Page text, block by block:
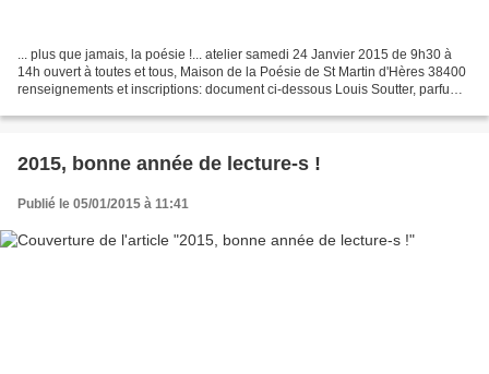
... plus que jamais, la poésie !... atelier samedi 24 Janvier 2015 de 9h30 à
14h ouvert à toutes et tous, Maison de la Poésie de St Martin d'Hères 38400
renseignements et inscriptions: document ci-dessous Louis Soutter, parfums
2015, bonne année de lecture-s !
Publié le 05/01/2015 à 11:41